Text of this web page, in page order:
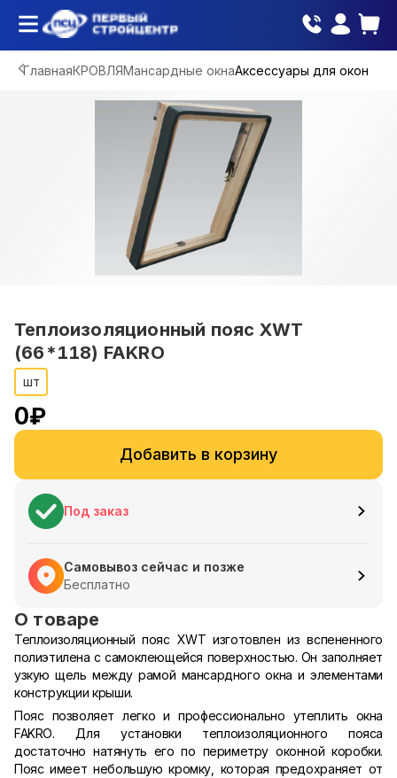
ГлавнаяКРОВЛЯМансардные окнаАксессуары для окон
Теплоизоляционный пояс XWT
(66*118) FAKRO
шт
0₽
Добавить в корзину
Под заказ
Самовывоз сейчас и позже
Бесплатно
О товаре
Теплоизоляционный пояс XWT изготовлен из вспененного
полиэтилена с самоклеющейся поверхностью. Он заполняет
узкую щель между рамой мансардного окна и элементами
конструкции крыши.
Пояс позволяет легко и профессионально утеплить окна
FAKRO. Для установки теплоизоляционного пояса
достаточно натянуть его по периметру оконной коробки.
Пояс имеет небольшую кромку, которая предохраняет от